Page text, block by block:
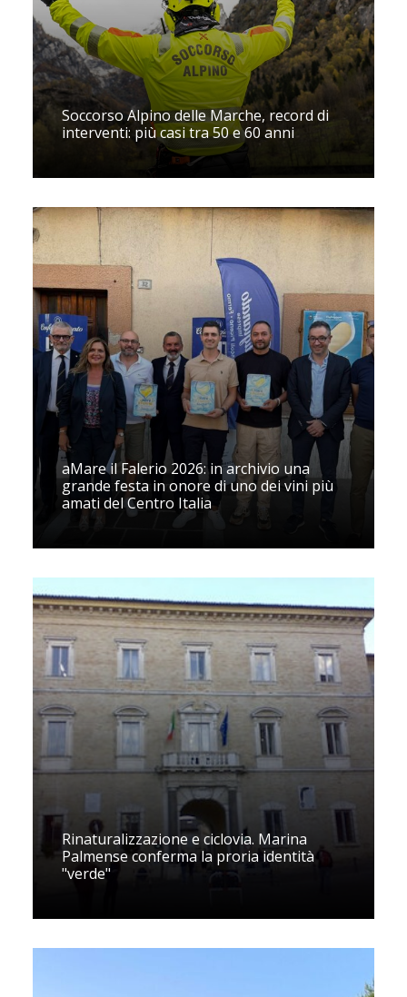
Soccorso Alpino delle Marche, record di
interventi: più casi tra 50 e 60 anni
aMare il Falerio 2026: in archivio una
grande festa in onore di uno dei vini più
amati del Centro Italia
Rinaturalizzazione e ciclovia. Marina
Palmense conferma la proria identità
"verde"